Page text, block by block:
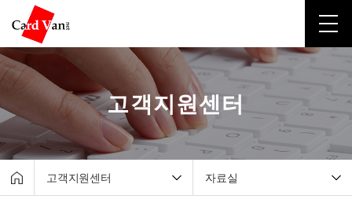
고객지원센터
고객지원센터 자료실